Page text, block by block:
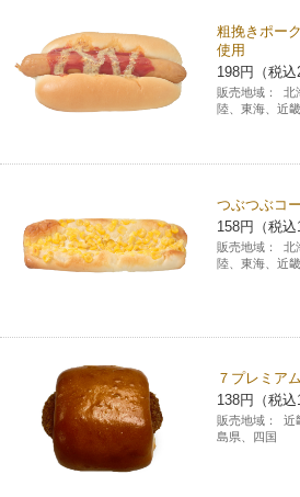
モバイルWi-Fiバッテリーシェアリング
荷物預かりサービス「ecbocloakエクボ
ソフトバンクギフト
粗挽きポー
使用
198円（税込
販売地域：
北
陸、東海、近
つぶつぶコ
158円（税込
販売地域：
北
陸、東海、近
７プレミア
138円（税込
販売地域：
近
島県、四国